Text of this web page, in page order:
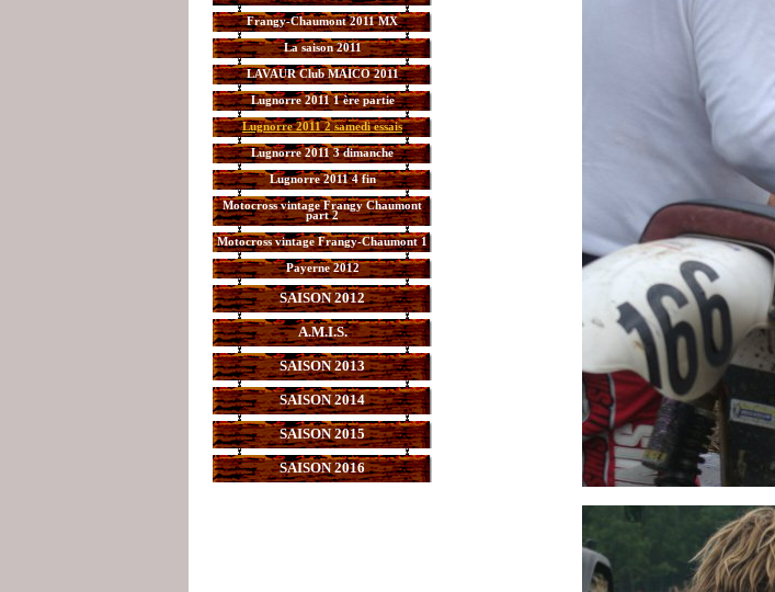
Frangy-Chaumont 2011 MX
La saison 2011
LAVAUR Club MAICO 2011
Lugnorre 2011 1 ère partie
Lugnorre 2011 2 samedi essais
Lugnorre 2011 3 dimanche
Lugnorre 2011 4 fin
Motocross vintage Frangy Chaumont
part 2
Motocross vintage Frangy-Chaumont 1
Payerne 2012
SAISON 2012
A.M.I.S.
SAISON 2013
SAISON 2014
SAISON 2015
SAISON 2016